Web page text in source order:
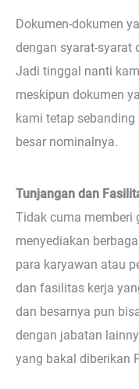
Dokumen-dokumen
dengan syarat-syarat
Jadi tinggal nanti
meskipun dokumen
kami tetap
besar nominalnya.
Tunjangan dan
Tidak cuma memberi
menyediakan
para karyawan atau
dan fasilitas kerja
dan besarnya pun
dengan jabatan
yang bakal diberikan